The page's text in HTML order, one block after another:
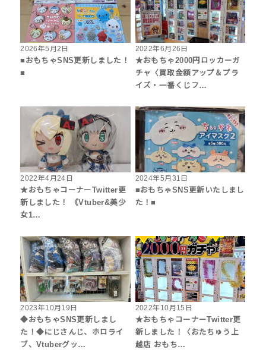
2026年5月2日
■おもちゃSNS更新しました！
■
2022年6月26日
★おもちゃ2000円ロッカーガ
チャ〈買取金額アップ＆プラ
イズ・一番くじフ…
2022年4月24日
★おもちゃコーナーTwitter更
新しました！ 《Vtuber&美少
女1…
2024年5月31日
■おもちゃSNS更新いたしまし
た！■
2023年10月19日
◆おもちゃSNS更新しまし
た！◆にじさんじ、ホロライ
ブ、Vtuberグッ…
2022年10月15日
★おもちゃコーナーTwitter更
新しました！〈おたちゅう上
越店 おもち…